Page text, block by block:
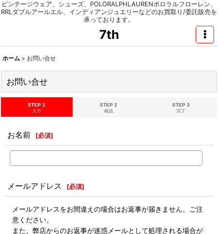
ビンテージウェア、シューズ、POLORALPHLAURENポロラルフローレン、
RRLダブルアールエル、インディアンジュエリーなどのお買取り/委託販売を
承っております。
7th
ホーム > お問い合せ
お問い合せ
STEP 1
入力
STEP 2
確認
STEP 3
完了
お名前 [必須]
メールアドレス [必須]
メールアドレスをお間違えの場合はお返事が届きません。ご注
意ください。
また、弊店からのお返事が迷惑メールとして処理される場合が